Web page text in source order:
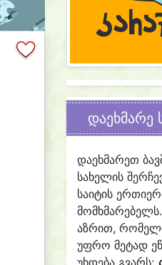
დაეხმარე
დაეხმარეთ
სახელის
საიტის
აზრით,
უფრო მეტად
უხდება გვარს: